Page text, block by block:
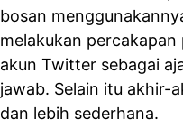
bosan
melakukan
akun Twitter sebagai
jawab. Selain itu akhir-
dan lebih sederhana.